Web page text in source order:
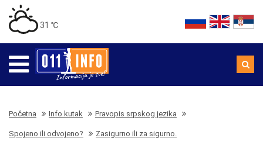
31 ℃
Početna Info kutak Pravopis srpskog jezika
Spojeno ili odvojeno? Zasigurno ili za sigurno.